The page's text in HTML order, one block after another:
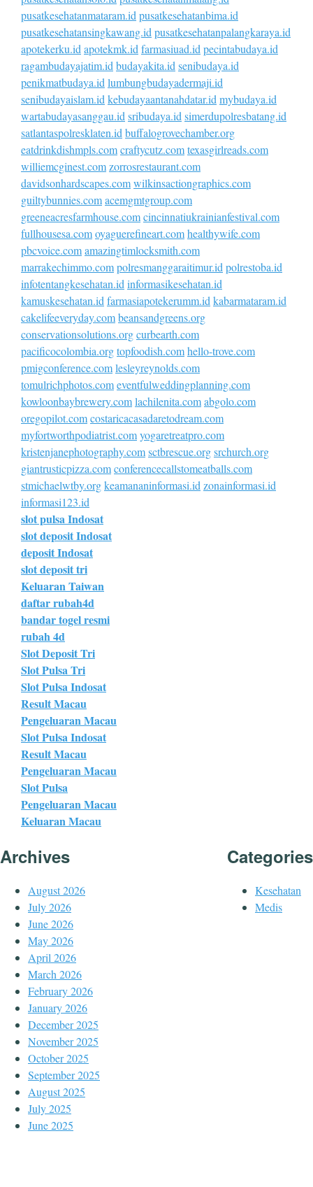
pusatkesehatanmataram.id pusatkesehatanbima.id
pusatkesehatansingkawang.id pusatkesehatanpalangkaraya.id
apotekerku.id apotekmk.id farmasiuad.id pecintabudaya.id
ragambudayajatim.id budayakita.id senibudaya.id
penikmatbudaya.id lumbungbudayadermaji.id
senibudayaislam.id kebudayaantanahdatar.id mybudaya.id
wartabudayasanggau.id sribudaya.id simerdupolresbatang.id
satlantaspolresklaten.id buffalogrovechamber.org
eatdrinkdishmpls.comcraftycutz.comtexasgirlreads.com
williemcginest.comzorrosrestaurant.com
davidsonhardscapes.comwilkinsactiongraphics.com
guiltybunnies.comacemgmtgroup.com
greeneacresfarmhouse.comcincinnatiukrainianfestival.com
fullhousesa.comoyaguerefineart.comhealthywife.com
pbcvoice.comamazingtimlocksmith.com
marrakechimmo.compolresmanggaraitimur.id polrestoba.id
infotentangkesehatan.id informasikesehatan.id
kamuskesehatan.id farmasiapotekerumm.id kabarmataram.id
cakelifeeveryday.combeansandgreens.org
conservationsolutions.orgcurbearth.com
pacificocolombia.orgtopfoodish.comhello-trove.com
pmigconference.comlesleyreynolds.com
tomulrichphotos.comeventfulweddingplanning.com
kowloonbaybrewery.comlachilenita.comabgolo.com
oregopilot.comcostaricacasadaretodream.com
myfortworthpodiatrist.comyogaretreatpro.com
kristenjanephotography.comsctbrescue.orgsrchurch.org
giantrusticpizza.comconferencecallstomeatballs.com
stmichaelwtby.orgkeamananinformasi.id zonainformasi.id
informasi123.id
slot pulsa Indosat
slot deposit Indosat
deposit Indosat
slot deposit tri
Keluaran Taiwan
daftar rubah4d
bandar togel resmi
rubah 4d
Slot Deposit Tri
Slot Pulsa Tri
Slot Pulsa Indosat
Result Macau
Pengeluaran Macau
Slot Pulsa Indosat
Result Macau
Pengeluaran Macau
Slot Pulsa
Pengeluaran Macau
Keluaran Macau
Archives
August 2026
July 2026
June 2026
May 2026
April 2026
March 2026
February 2026
January 2026
December 2025
November 2025
October 2025
September 2025
August 2025
July 2025
June 2025
Categories
Kesehatan
Medis